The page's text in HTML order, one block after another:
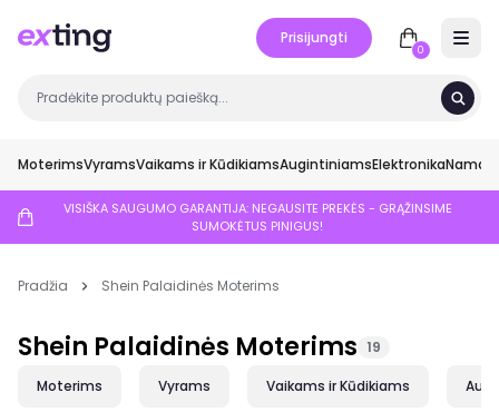
Prisijungti
0
MoterimsVyramsVaikams ir KūdikiamsAugintiniamsElektronikaNamai
VISIŠKA SAUGUMO GARANTIJA: NEGAUSITE PREKĖS - GRĄŽINSIME
SUMOKĖTUS PINIGUS!
Pradžia Shein Palaidinės Moterims
Shein Palaidinės Moterims 19
Moterims Vyrams Vaikams ir Kūdikiams